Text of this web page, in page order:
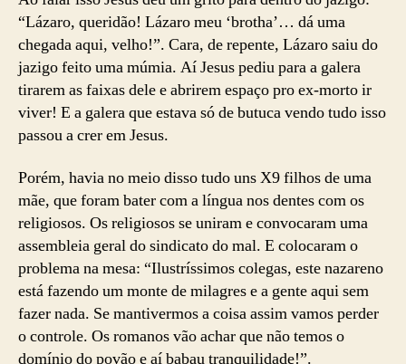
“Lázaro, queridão! Lázaro meu ‘brotha’… dá uma
chegada aqui, velho!”. Cara, de repente, Lázaro saiu do
jazigo feito uma múmia. Aí Jesus pediu para a galera
tirarem as faixas dele e abrirem espaço pro ex-morto ir
viver! E a galera que estava só de butuca vendo tudo isso
passou a crer em Jesus.
Porém, havia no meio disso tudo uns X9 filhos de uma
mãe, que foram bater com a língua nos dentes com os
religiosos. Os religiosos se uniram e convocaram uma
assembleia geral do sindicato do mal. E colocaram o
problema na mesa: “Ilustríssimos colegas, este nazareno
está fazendo um monte de milagres e a gente aqui sem
fazer nada. Se mantivermos a coisa assim vamos perder
o controle. Os romanos vão achar que não temos o
domínio do povão e aí babau tranquilidade!”.